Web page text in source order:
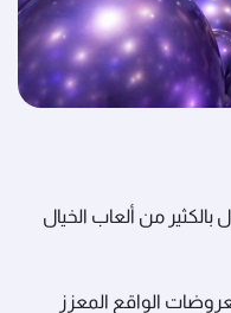
من ألعاب الخيال
الواقع المعزز